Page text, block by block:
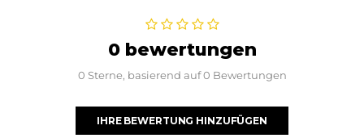
0 bewertungen
0 Sterne, basierend auf 0 Bewertungen
IHRE BEWERTUNG HINZUFÜGEN